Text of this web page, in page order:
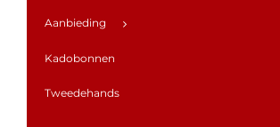
Aanbieding
Kadobonnen
Tweedehands